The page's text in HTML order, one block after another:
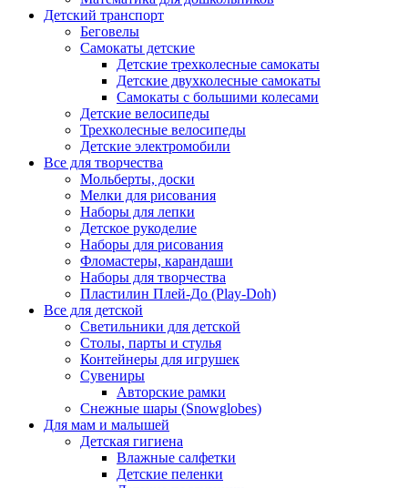
Детский транспорт
Беговелы
Самокаты детские
Детские трехколесные самокаты
Детские двухколесные самокаты
Самокаты с большими колесами
Детские велосипеды
Трехколесные велосипеды
Детские электромобили
Все для творчества
Мольберты, доски
Мелки для рисования
Наборы для лепки
Детское рукоделие
Наборы для рисования
Фломастеры, карандаши
Наборы для творчества
Пластилин Плей-До (Play-Doh)
Все для детской
Светильники для детской
Столы, парты и стулья
Контейнеры для игрушек
Сувениры
Авторские рамки
Снежные шары (Snowglobes)
Для мам и малышей
Детская гигиена
Влажные салфетки
Детские пеленки